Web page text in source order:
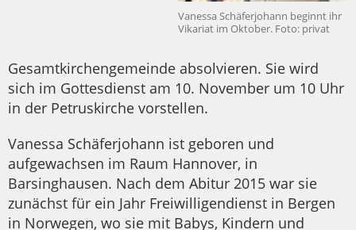
Vanessa Schäferjohann beginnt ihr
Vikariat im Oktober. Foto: privat
Gesamtkirchengemeinde absolvieren. Sie wird
sich im Gottesdienst am 10. November um 10 Uhr
in der Petruskirche vorstellen.
Vanessa Schäferjohann ist geboren und
aufgewachsen im Raum Hannover, in
Barsinghausen. Nach dem Abitur 2015 war sie
zunächst für ein Jahr Freiwilligendienst in Bergen
in Norwegen, wo sie mit Babys, Kindern und